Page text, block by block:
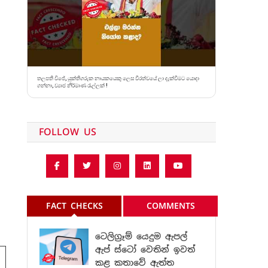
තලපති විජේ, යුක්තිගරුක නායකයෙකු ලෙස වීරත්වයේ ලා දැක්වීමට යොදා
ගන්නා, ව්‍යාජ නිර්මාණ රැල්ලක් !
FOLLOW US
FACT CHECKS COMMENTS
ටෙලිග්‍රෑම් යෙදුම ඇපල්
ඇප් ස්ටෝ වෙතින් ඉවත්
කළ කතාවේ ඇත්ත